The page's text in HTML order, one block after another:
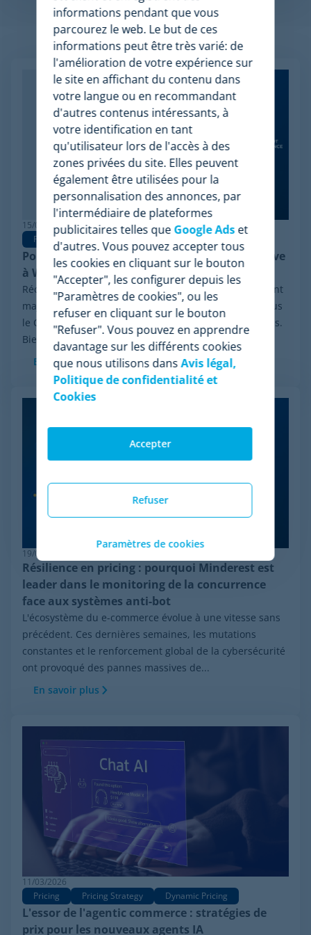
Articles apparentés
15/06/2026
Pricing Software
Pourquoi Minderest est la meilleure alternative
à Wiser en pricing intelligence
Récemment, le secteur a été marqué par un événement
majeur : la procédure de réorganisation financière sous
le Chapter 11 initiée par Wiser Solutions aux États-Unis.
Bien que cette mesure n'implique...
En savoir plus
19/06/2026
Résilience en pricing : pourquoi Minderest est
leader dans le monitoring de la concurrence
face aux systèmes anti-bot
L'écosystème du e-commerce évolue à une vitesse sans
précédent. Ces dernières semaines, les mutations
constantes et le renforcement global de la cybersécurité
ont provoqué des pannes massives de...
En savoir plus
11/03/2026
Pricing
Pricing Strategy Dynamic Pricing
L'essor de l'agentic commerce : stratégies de
prix pour les nouveaux agents IA
informations pendant que vous
parcourez le web. Le but de ces
informations peut être très varié: de
l'amélioration de votre expérience sur
le site en affichant du contenu dans
votre langue ou en recommandant
d'autres contenus intéressants, à
votre identification en tant
qu'utilisateur lors de l'accès à des
zones privées du site. Elles peuvent
également être utilisées pour la
personnalisation des annonces, par
l'intermédiaire de plateformes
publicitaires telles que Google Adset
d'autres. Vous pouvez accepter tous
les cookies en cliquant sur le bouton
"Accepter", les configurer depuis les
"Paramètres de cookies", ou les
refuser en cliquant sur le bouton
"Refuser". Vous pouvez en apprendre
davantage sur les différents cookies
que nous utilisons dansAvis légal,
Politique de confidentialité et
Cookies
Refuser
Accepter
Paramètres de cookies